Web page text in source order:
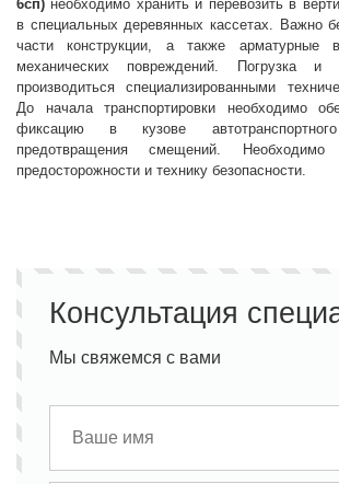
6сп) необходимо хранить и перевозить в
в специальных деревянных кассетах. Важно
части конструкции, а также арматурные
механических повреждений. Погрузка и
производиться специализированными
До начала транспортировки необходимо
фиксацию в кузове
предотвращения смещений.
предосторожности и технику безопасности.
Консультация
Мы свяжемся с вами